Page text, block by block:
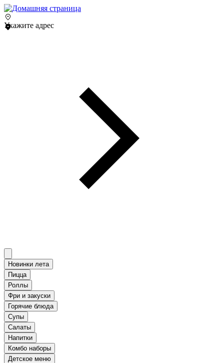
Укажите адрес
Новинки лета
Пицца
Роллы
Фри и закуски
Горячие блюда
Супы
Салаты
Напитки
Комбо наборы
Детское меню